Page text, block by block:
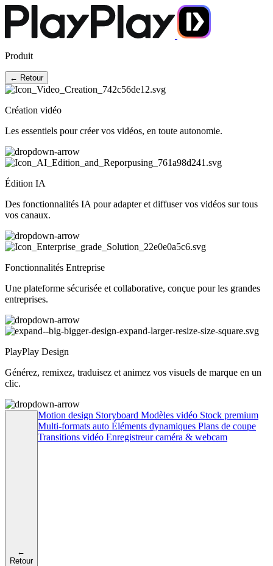
Produit
← Retour
Création vidéo
Les essentiels pour créer vos vidéos, en toute autonomie.
Édition IA
Des fonctionnalités IA pour adapter et diffuser vos vidéos sur tous
vos canaux.
Fonctionnalités Entreprise
Une plateforme sécurisée et collaborative, conçue pour les grandes
entreprises.
PlayPlay Design
Générez, remixez, traduisez et animez vos visuels de marque en un
clic.
←
Retour
Motion design Storyboard Modèles vidéo Stock premium
Multi-formats auto Éléments dynamiques Plans de coupe
Transitions vidéo Enregistreur caméra & webcam